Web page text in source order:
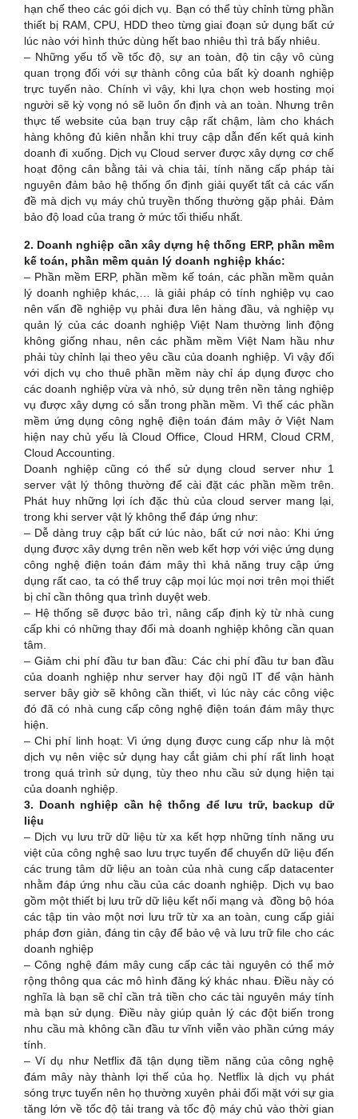
hạn chế theo các gói dịch vụ. Bạn có thể tùy chỉnh từng phần
thiết bị RAM, CPU, HDD theo từng giai đoạn sử dụng bất cứ
lúc nào với hình thức dùng hết bao nhiêu thì trả bấy nhiêu.
– Những yếu tố về tốc độ, sự an toàn, độ tin cậy vô cùng
quan trọng đối với sự thành công của bất kỳ doanh nghiệp
trực tuyến nào. Chính vì vậy, khi lựa chọn web hosting mọi
người sẽ kỳ vọng nó sẽ luôn ổn định và an toàn. Nhưng trên
thực tế website của bạn truy cập rất chậm, làm cho khách
hàng không đủ kiên nhẫn khi truy cập dẫn đến kết quả kinh
doanh đi xuống. Dịch vụ Cloud server được xây dựng cơ chế
hoạt động cân bằng tải và chia tải, tính năng cấp pháp tài
nguyên đảm bảo hệ thống ổn định giải quyết tất cả các vấn
đề mà dịch vụ máy chủ truyền thống thường gặp phải. Đảm
bảo độ load của trang ở mức tối thiểu nhất.
2. Doanh nghiệp cần xây dựng hệ thống ERP, phần mềm
kế toán, phần mềm quản lý doanh nghiệp khác:
– Phần mềm ERP, phần mềm kế toán, các phần mềm quản
lý doanh nghiệp khác,… là giải pháp có tính nghiệp vụ cao
nên vấn đề nghiệp vụ phải đưa lên hàng đầu, và nghiệp vụ
quản lý của các doanh nghiệp Việt Nam thường linh động
không giống nhau, nên các phầm mềm Việt Nam hầu như
phải tùy chỉnh lại theo yêu cầu của doanh nghiệp. Vì vậy đối
với dịch vụ cho thuê phần mềm này chỉ áp dụng được cho
các doanh nghiệp vừa và nhỏ, sử dụng trên nền tảng nghiệp
vụ được xây dựng có sẵn trong phần mềm. Vì thế các phần
mềm ứng dụng công nghệ điện toán đám mây ở Việt Nam
hiện nay chủ yếu là Cloud Office, Cloud HRM, Cloud CRM,
Cloud Accounting.
Doanh nghiệp cũng có thể sử dụng cloud server như 1
server vật lý thông thường để cài đặt các phần mềm trên.
Phát huy những lợi ích đặc thù của cloud server mang lại,
trong khi server vật lý không thể đáp ứng như:
– Dễ dàng truy cập bất cứ lúc nào, bất cứ nơi nào: Khi ứng
dụng được xây dựng trên nền web kết hợp với việc ứng dụng
công nghệ điện toán đám mây thì khả năng truy cập ứng
dụng rất cao, ta có thể truy cập mọi lúc mọi nơi trên mọi thiết
bị chỉ cần thông qua trình duyệt web.
– Hệ thống sẽ được bảo trì, nâng cấp định kỳ từ nhà cung
cấp khi có những thay đổi mà doanh nghiệp không cần quan
tâm.
– Giảm chi phí đầu tư ban đầu: Các chi phí đầu tư ban đầu
của doanh nghiệp như server hay đội ngũ IT để vận hành
server bây giờ sẽ không cần thiết, vì lúc này các công việc
đó đã có nhà cung cấp công nghệ điện toán đám mây thực
hiện.
– Chi phí linh hoạt: Vì ứng dụng được cung cấp như là một
dịch vụ nên việc sử dụng hay cắt giảm chi phí rất linh hoạt
trong quá trình sử dụng, tùy theo nhu cầu sử dụng hiện tại
của doanh nghiệp.
3. Doanh nghiệp cần hệ thống để lưu trữ, backup dữ
liệu
– Dịch vụ lưu trữ dữ liệu từ xa kết hợp những tính năng ưu
việt của công nghệ sao lưu trực tuyến để chuyển dữ liệu đến
các trung tâm dữ liệu an toàn của nhà cung cấp datacenter
nhằm đáp ứng nhu cầu của các doanh nghiệp. Dịch vụ bao
gồm một thiết bị lưu trữ dữ liệu kết nối mạng và đồng bộ hóa
các tập tin vào một nơi lưu trữ từ xa an toàn, cung cấp giải
pháp đơn giản, đáng tin cậy để bảo vệ và lưu trữ file cho các
doanh nghiệp
– Công nghệ đám mây cung cấp các tài nguyên có thể mở
rộng thông qua các mô hình đăng ký khác nhau. Điều này có
nghĩa là bạn sẽ chỉ cần trả tiền cho các tài nguyên máy tính
mà bạn sử dụng. Điều này giúp quản lý các đột biến trong
nhu cầu mà không cần đầu tư vĩnh viễn vào phần cứng máy
tính.
– Ví dụ như Netflix đã tận dụng tiềm năng của công nghệ
đám mây này thành lợi thế của họ. Netflix là dịch vụ phát
sóng trực tuyến nên họ thường xuyên phải đối mặt với sự gia
tăng lớn về tốc độ tải trang và tốc độ máy chủ vào thời gian